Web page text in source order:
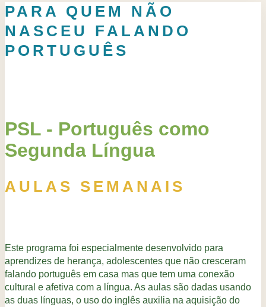
PARA QUEM NÃO
NASCEU FALANDO
PORTUGUÊS
PSL - Português como
Segunda Língua
AULAS SEMANAIS
Este programa foi especialmente desenvolvido para
aprendizes de herança, adolescentes que não cresceram
falando português em casa mas que tem uma conexão
cultural e afetiva com a língua. As aulas são dadas usando
as duas línguas, o uso do inglês auxilia na aquisição do